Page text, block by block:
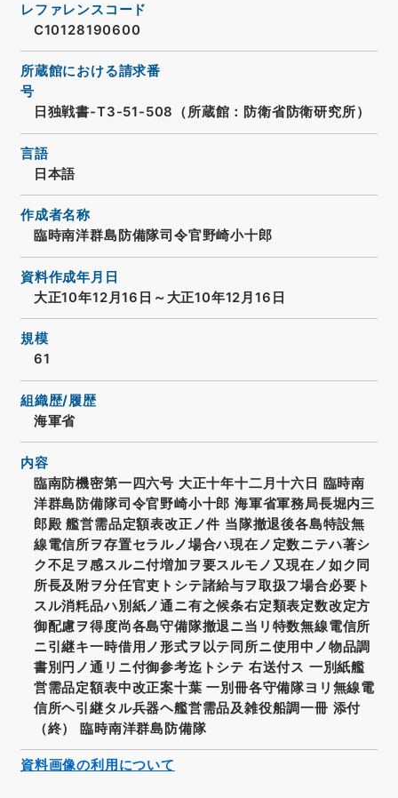
レファレンスコード
C10128190600
所蔵館における請求番
号
日独戦書-T3-51-508（所蔵館：防衛省防衛研究所）
言語
日本語
作成者名称
臨時南洋群島防備隊司令官野崎小十郎
資料作成年月日
大正10年12月16日～大正10年12月16日
規模
61
組織歴/履歴
海軍省
内容
臨南防機密第一四六号 大正十年十二月十六日 臨時南
洋群島防備隊司令官野崎小十郎 海軍省軍務局長堀内三
郎殿 艦営需品定額表改正ノ件 当隊撤退後各島特設無
線電信所ヲ存置セラルノ場合ハ現在ノ定数ニテハ著シ
ク不足ヲ感スルニ付増加ヲ要スルモノ又現在ノ如ク同
所長及附ヲ分任官吏トシテ諸給与ヲ取扱フ場合必要ト
スル消粍品ハ別紙ノ通ニ有之候条右定類表定数改定方
御配慮ヲ得度尚各島守備隊撤退ニ当リ特数無線電信所
ニ引継キ一時借用ノ形式ヲ以テ同所ニ使用中ノ物品調
書別円ノ通リニ付御参考迄トシテ 右送付ス 一別紙艦
営需品定額表中改正案十葉 一別冊各守備隊ヨリ無線電
信所ヘ引継タル兵器ヘ艦営需品及雑役船調一冊 添付
（終） 臨時南洋群島防備隊
資料画像の利用について